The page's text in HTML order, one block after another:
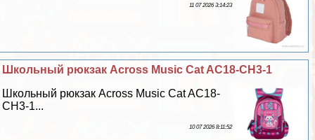
11 07 2026 3:14:23
Школьный рюкзак Across Music Cat AC18-CH3-1
Школьный рюкзак Across Music Cat AC18-
CH3-1...
10 07 2026 8:11:52